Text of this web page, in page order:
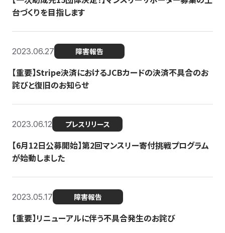
台づくりを目指します
2023.06.27 障害報告
【重要】Stripe決済におけるJCBカードの決済不具合のお
詫びと復旧のお知らせ
2023.06.12 プレスリリース
【6月12日公募開始】第2回マンスリー寄付挑戦プログラム
が始動しました
2023.05.17 障害報告
【重要】リニューアルに伴う不具合発生のお詫び